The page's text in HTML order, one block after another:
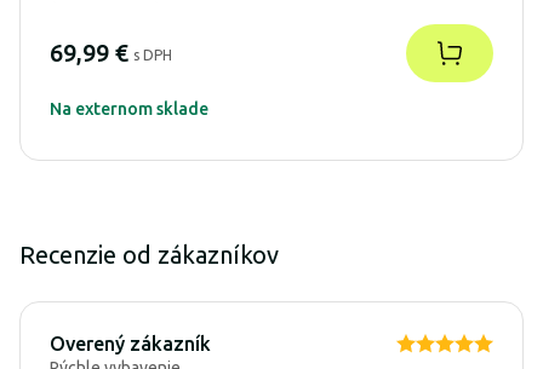
69,99 € s DPH
Na externom sklade
Recenzie od zákazníkov
Overený zákazník